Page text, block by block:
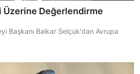
Üzerine Değerlendirme
Başkanı Balkar Selçuk'dan Avrupa